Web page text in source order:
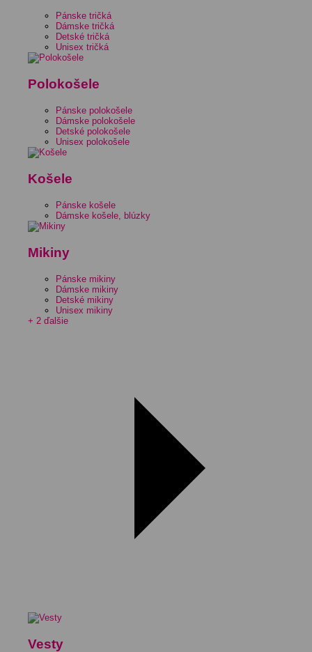
Pánske tričká
Dámske tričká
Detské tričká
Unisex tričká
Polokošele
Pánske polokošele
Dámske polokošele
Detské polokošele
Unisex polokošele
Košele
Pánske košele
Dámske košele, blúzky
Mikiny
Pánske mikiny
Dámske mikiny
Detské mikiny
Unisex mikiny
+ 2 ďalšie
Vesty